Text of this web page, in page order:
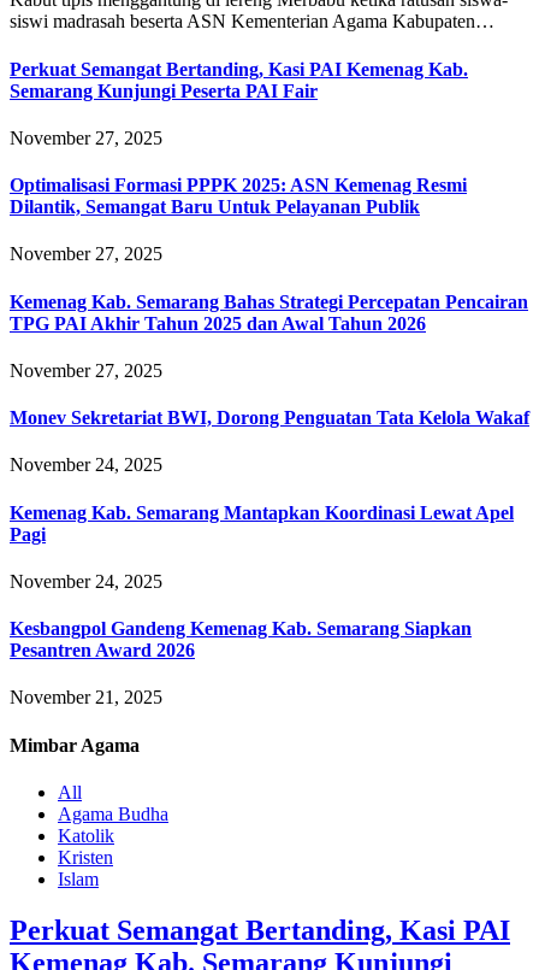
siswi madrasah beserta ASN Kementerian Agama Kabupaten…
Perkuat Semangat Bertanding, Kasi PAI Kemenag Kab.
Semarang Kunjungi Peserta PAI Fair
November 27, 2025
Optimalisasi Formasi PPPK 2025: ASN Kemenag Resmi
Dilantik, Semangat Baru Untuk Pelayanan Publik
November 27, 2025
Kemenag Kab. Semarang Bahas Strategi Percepatan Pencairan
TPG PAI Akhir Tahun 2025 dan Awal Tahun 2026
November 27, 2025
Monev Sekretariat BWI, Dorong Penguatan Tata Kelola Wakaf
November 24, 2025
Kemenag Kab. Semarang Mantapkan Koordinasi Lewat Apel
Pagi
November 24, 2025
Kesbangpol Gandeng Kemenag Kab. Semarang Siapkan
Pesantren Award 2026
November 21, 2025
Mimbar Agama
All
Agama Budha
Katolik
Kristen
Islam
Perkuat Semangat Bertanding, Kasi PAI
Kemenag Kab. Semarang Kunjungi